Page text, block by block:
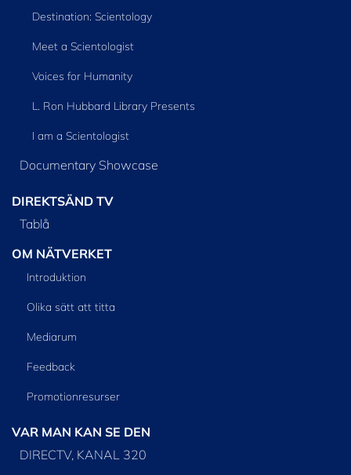
Destination: Scientology
Meet a Scientologist
Voices for Humanity
L. Ron Hubbard Library Presents
I am a Scientologist
Documentary Showcase
DIREKTSÄND TV
Tablå
OM NÄTVERKET
Introduktion
Olika sätt att titta
Mediarum
Feedback
Promotionresurser
VAR MAN KAN SE DEN
DIRECTV, KANAL 320